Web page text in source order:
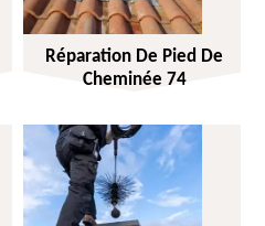
Réparation De Pied De
Cheminée 74